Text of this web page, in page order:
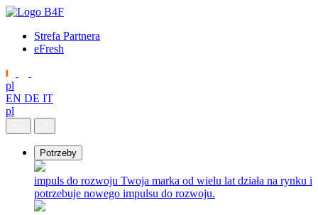
Strefa Partnera
eFresh
pl
EN DE IT
pl
Potrzeby
impuls do rozwoju Twoja marka od wielu lat działa na rynku i
potrzebuje nowego impulsu do rozwoju.